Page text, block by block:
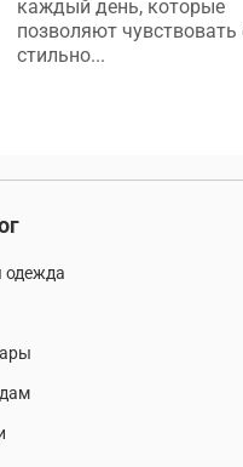
каждый день, которые
позволяют чувствовать
стильно...
одежда